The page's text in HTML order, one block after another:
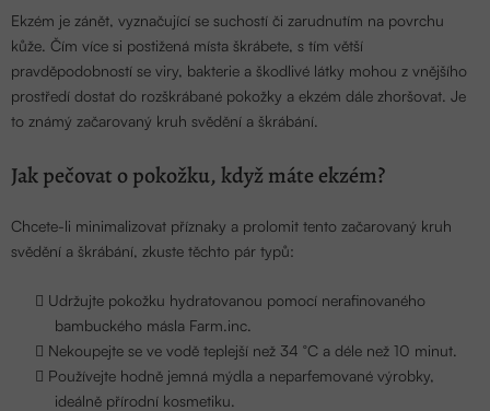
Ekzém je zánět, vyznačující se suchostí či zarudnutím na povrchu
kůže. Čím více si postižená místa škrábete, s tím větší
pravděpodobností se viry, bakterie a škodlivé látky mohou z vnějšího
prostředí dostat do rozškrábané pokožky a ekzém dále zhoršovat. Je
to známý začarovaný kruh svědění a škrábání.
Jak pečovat o pokožku, když máte ekzém?
Chcete-li minimalizovat příznaky a prolomit tento začarovaný kruh
svědění a škrábání, zkuste těchto pár typů:
Udržujte pokožku hydratovanou pomocí nerafinovaného
bambuckého másla Farm.inc.
Nekoupejte se ve vodě teplejší než 34 °C a déle než 10 minut.
Používejte hodně jemná mýdla a neparfemované výrobky,
ideálně přírodní kosmetiku.